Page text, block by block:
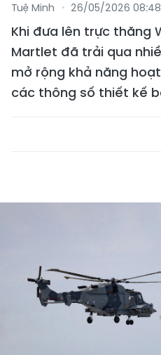
Tuệ Minh 26/05/2026 08:48
Khi đưa lên trực thăng
Martlet đã trải qua
mở rộng khả năng
các thông số thiết kế